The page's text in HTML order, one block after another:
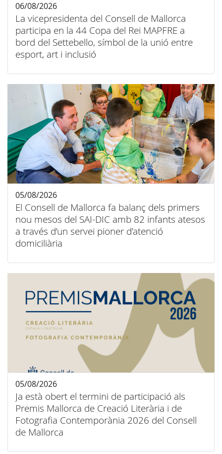
La vicepresidenta del Consell de Mallorca
participa en la 44 Copa del Rei MAPFRE a
bord del Settebello, símbol de la unió entre
esport, art i inclusió
06/08/2026
El Consell de Mallorca fa balanç dels primers
nou mesos del SAI-DIC amb 82 infants atesos
a través d’un servei pioner d’atenció
domiciliària
05/08/2026
Ja està obert el termini de participació als
Premis Mallorca de Creació Literària i de
Fotografia Contemporània 2026 del Consell
de Mallorca
05/08/2026